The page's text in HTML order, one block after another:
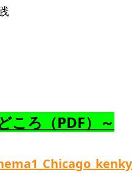
ころ（PDF）～